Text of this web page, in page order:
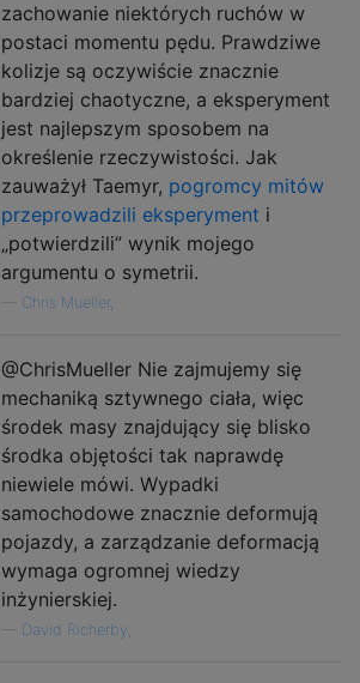
zachowanie niektórych ruchów w
postaci momentu pędu. Prawdziwe
kolizje są oczywiście znacznie
bardziej chaotyczne, a eksperyment
jest najlepszym sposobem na
określenie rzeczywistości. Jak
zauważył Taemyr, pogromcy mitów
przeprowadzili eksperyment i
„potwierdzili” wynik mojego
argumentu o symetrii.
Chris Mueller,
@ChrisMueller Nie zajmujemy się
mechaniką sztywnego ciała, więc
środek masy znajdujący się blisko
środka objętości tak naprawdę
niewiele mówi. Wypadki
samochodowe znacznie deformują
pojazdy, a zarządzanie deformacją
wymaga ogromnej wiedzy
inżynierskiej.
David Richerby,